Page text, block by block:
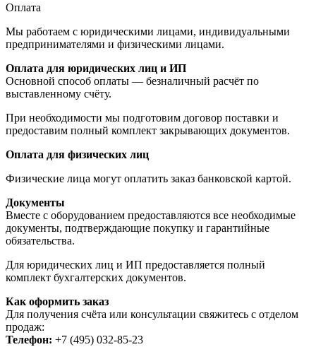
Оплата
Мы работаем с юридическими лицами, индивидуальными
предпринимателями и физическими лицами.
Оплата для юридических лиц и ИП
Основной способ оплаты — безналичный расчёт по
выставленному счёту.
При необходимости мы подготовим договор поставки и
предоставим полный комплект закрывающих документов.
Оплата для физических лиц
Физические лица могут оплатить заказ банковской картой.
Документы
Вместе с оборудованием предоставляются все необходимые
документы, подтверждающие покупку и гарантийные
обязательства.
Для юридических лиц и ИП предоставляется полный
комплект бухгалтерских документов.
Как оформить заказ
Для получения счёта или консультации свяжитесь с отделом
продаж:
Телефон: +7 (495) 032-85-23